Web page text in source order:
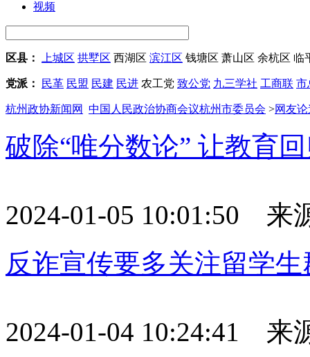
视频
区县： 上城区 拱墅区 西湖区 滨江区 钱塘区 萧山区 余杭区 临
党派： 民革 民盟 民建 民进 农工党 致公党 九三学社 工商联 市
杭州政协新闻网 中国人民政治协商会议杭州市委员会 >网友
破除“唯分数论” 让教育
2024-01-05 10:01:50 来
反诈宣传要多关注留学生
2024-01-04 10:24:41 来